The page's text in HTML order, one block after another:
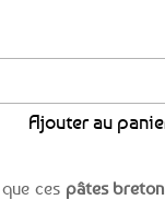
ces pâtes
symboles bretons
Ajouter au